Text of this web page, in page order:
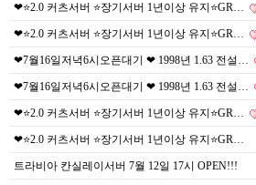
❤⭐️2.0 커츠서버 ⭐️장기서버 1년이상 유지⭐️GR…
❤⭐️2.0 커츠서버 ⭐️장기서버 1년이상 유지⭐️GR…
❤7월16일저녁6시오픈대기 ❤ 1998년 1.63 전설…
❤7월16일저녁6시오픈대기 ❤ 1998년 1.63 전설…
❤⭐️2.0 커츠서버 ⭐️장기서버 1년이상 유지⭐️GR…
❤⭐️2.0 커츠서버 ⭐️장기서버 1년이상 유지⭐️GR…
트라비아 칸실레이서버 7월 12일 17시 OPEN!!!